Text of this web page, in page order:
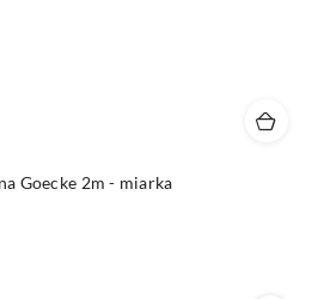
Goecke 2m - miarka